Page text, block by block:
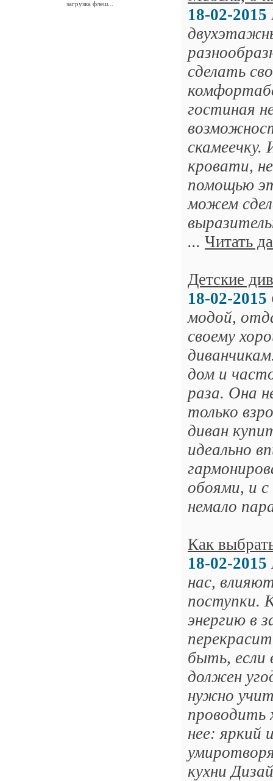
загрузка флеш...
18-02-2015
сделать
гостиная
скамеечку.
кровати,
помощью
можем
... Читать
Детские
18-02-2015
модой,
своему
дом и
раза. Она
только
диван
идеально
обоями, и
немало
Как
18-02-2015
нас,
поступки.
энергию в
быть, если
должен
нужно
проводить
нее: яркий
кухни